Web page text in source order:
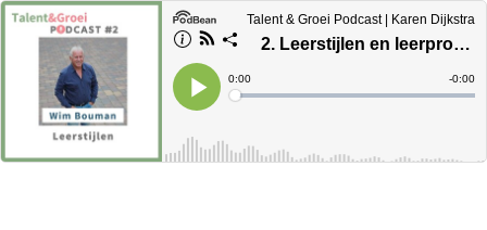
Talent & Groei Podcast | Karen Dijkstra
2. Leerstijlen en leerproblemen met Wim Bouman
Play
Current
Time
0:00
Loaded:
Time
-0:00